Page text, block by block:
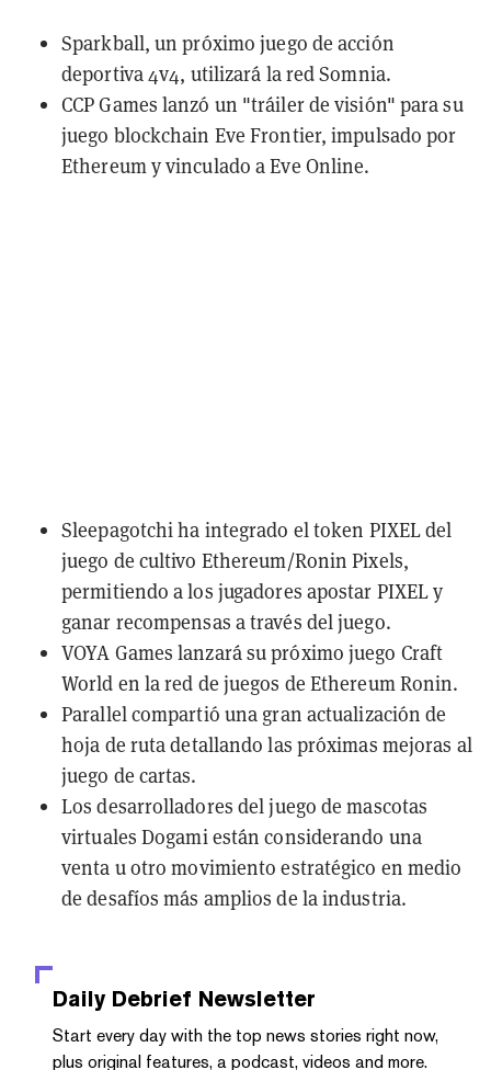
Sparkball, un próximo juego de acción
deportiva 4v4, utilizará la red Somnia.
CCP Games lanzó un "tráiler de visión" para su
juego blockchain Eve Frontier, impulsado por
Ethereum y vinculado a Eve Online.
Sleepagotchi ha integrado el token PIXELdel
juego de cultivo Ethereum/RoninPixels,
permitiendo a los jugadores apostar PIXEL y
ganar recompensas a través del juego.
VOYA Gameslanzará su próximo juego Craft
World en la red de juegos de Ethereum Ronin.
Parallel compartió una gran actualización de
hoja de rutadetallando las próximas mejoras al
juego de cartas.
Los desarrolladores del juego de mascotas
virtuales Dogamiestánconsiderando una
venta u otro movimiento estratégico en medio
de desafíos más amplios de la industria.
Daily Debrief Newsletter
Start every day with the top news stories right now,
plus original features, a podcast, videos and more.